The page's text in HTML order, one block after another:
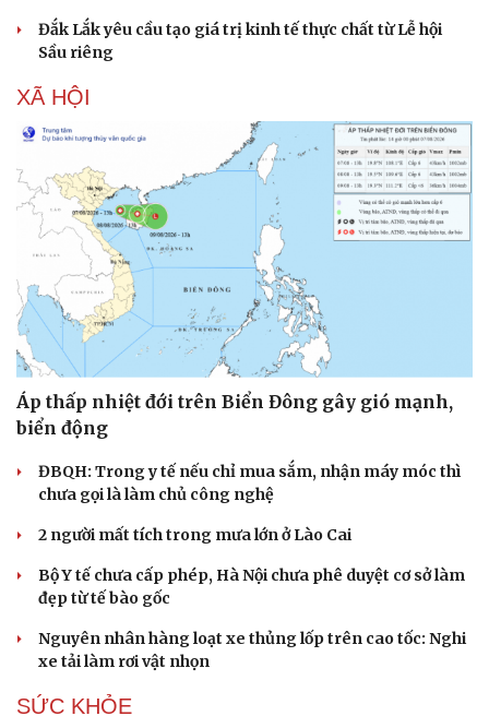
Sức khỏe
Dinh dưỡng - món ngon
Sản phụ khoa
Nhi khoa
Nam khoa
Làm đẹp - giảm cân
Phòng mạch online
Ăn sạch sống khỏe
Đời sống
Đắk Lắk yêu cầu tạo giá trị kinh tế thực chất từ Lễ hội
Sầu riêng
XÃ HỘI
Áp thấp nhiệt đới trên Biển Đông gây gió mạnh,
biển động
ĐBQH: Trong y tế nếu chỉ mua sắm, nhận máy móc thì
chưa gọi là làm chủ công nghệ
2 người mất tích trong mưa lớn ở Lào Cai
Bộ Y tế chưa cấp phép, Hà Nội chưa phê duyệt cơ sở làm
đẹp từ tế bào gốc
Nguyên nhân hàng loạt xe thủng lốp trên cao tốc: Nghi
xe tải làm rơi vật nhọn
SỨC KHỎE